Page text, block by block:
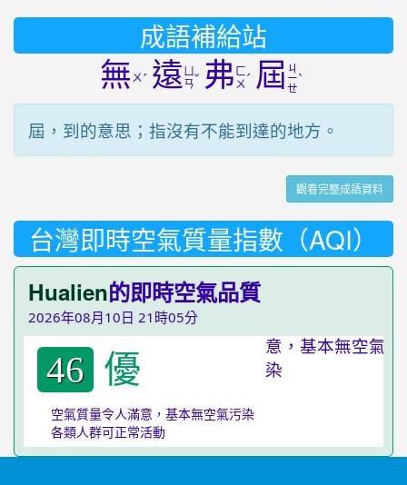
成語補給站
無 ㄨˊ 遠ㄩ
ㄢˇ 弗 ㄈ
ㄨˊ 屆 ㄐ
ㄧ
ㄝ
ˋ
屆，到的意思；指沒有不能到達的地方。
觀看完整成語資料
台灣即時空氣質量指數（AQI）
Hualien的即時空氣品質
2026年08月10日 21時05分
46 優
空氣質量令人滿意，基本無空氣污染
各類人群可正常活動